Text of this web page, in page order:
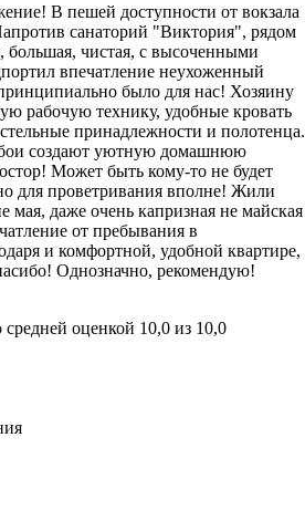
В пешей доступности от вокзала
санаторий "Виктория", рядом
большая, чистая, с высоченными
впечатление неухоженный
было для нас! Хозяину
рабочую технику, удобные кровать
принадлежности и полотенца.
создают уютную домашнюю
Может быть кому-то не будет
для проветривания вполне! Жили
мая, даже очень капризная не майская
от пребывания в
и комфортной, удобной квартире,
Однозначно, рекомендую!
оценкой 10,0 из 10,0